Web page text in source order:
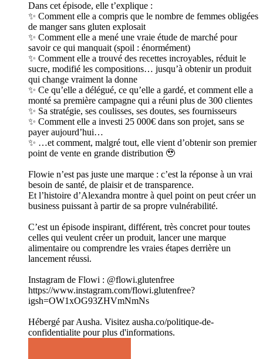
Dans cet épisode, elle t’explique :
✨ Comment elle a compris que le nombre de femmes obligées
de manger sans gluten explosait
✨ Comment elle a mené une vraie étude de marché pour
savoir ce qui manquait (spoil : énormément)
✨ Comment elle a trouvé des recettes incroyables, réduit le
sucre, modifié les compositions… jusqu’à obtenir un produit
qui change vraiment la donne
✨ Ce qu’elle a délégué, ce qu’elle a gardé, et comment elle a
monté sa première campagne qui a réuni plus de 300 clientes
✨ Sa stratégie, ses coulisses, ses doutes, ses fournisseurs
✨ Comment elle a investi 25 000€ dans son projet, sans se
payer aujourd’hui…
✨ …et comment, malgré tout, elle vient d’obtenir son premier
point de vente en grande distribution 🥹
Flowie n’est pas juste une marque : c’est la réponse à un vrai
besoin de santé, de plaisir et de transparence.
Et l’histoire d’Alexandra montre à quel point on peut créer un
business puissant à partir de sa propre vulnérabilité.
C’est un épisode inspirant, différent, très concret pour toutes
celles qui veulent créer un produit, lancer une marque
alimentaire ou comprendre les vraies étapes derrière un
lancement réussi.
Instagram de Flowi : @flowi.glutenfree
https://www.instagram.com/flowi.glutenfree?
igsh=OW1xOG93ZHVmNmNs
Hébergé par Ausha. Visitez ausha.co/politique-de-
confidentialite pour plus d'informations.